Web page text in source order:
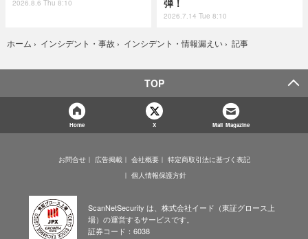
2026.8.6 Thu 8:10
弾！
2026.7.14 Tue 8:10
ホーム › インシデント・事故 › インシデント・情報漏えい › 記事
TOP
Home X Mail Magazine
お問合せ 広告掲載 会社概要
特定商取引法に基づく表記
個人情報保護方針
ScanNetSecurity は、株式会社イード（東証グロース上
場）の運営するサービスです。
証券コード：6038